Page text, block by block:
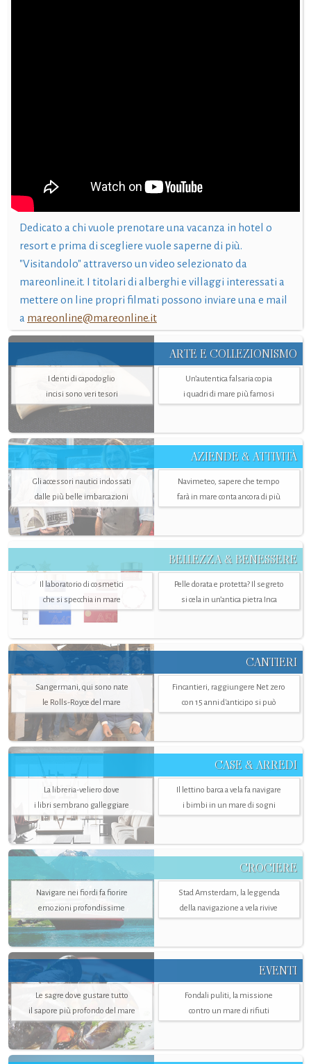
Dedicato a chi vuole prenotare una vacanza in hotel o
resort e prima di scegliere vuole saperne di più.
"Visitandolo" attraverso un video selezionato da
mareonline.it. I titolari di alberghi e villaggi interessati a
mettere on line propri filmati possono inviare una e mail
a mareonline@mareonline.it
ARTE E COLLEZIONISMO
I denti di capodoglio
incisi sono veri tesori
Un’autentica falsaria copia
i quadri di mare più famosi
AZIENDE & ATTIVITÀ
Gli accessori nautici indossati
dalle più belle imbarcazioni
Navimeteo, sapere che tempo
farà in mare conta ancora di più
BELLEZZA & BENESSERE
Il laboratorio di cosmetici
che si specchia in mare
Pelle dorata e protetta? Il segreto
si cela in un’antica pietra Inca
CANTIERI
Sangermani, qui sono nate
le Rolls-Royce del mare
Fincantieri, raggiungere Net zero
con 15 anni d'anticipo si può
CASE & ARREDI
La libreria-veliero dove
i libri sembrano galleggiare
Il lettino barca a vela fa navigare
i bimbi in un mare di sogni
CROCIERE
Navigare nei fiordi fa fiorire
emozioni profondissime
Stad Amsterdam, la leggenda
della navigazione a vela rivive
EVENTI
Le sagre dove gustare tutto
il sapore più profondo del mare
Fondali puliti, la missione
contro un mare di rifiuti